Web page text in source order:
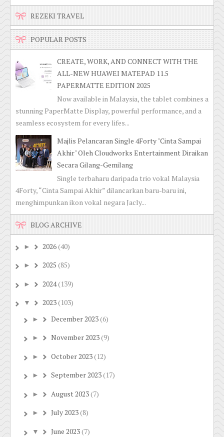
REZEKI TRAVEL
POPULAR POSTS
CREATE, WORK, AND CONNECT WITH THE
ALL-NEW HUAWEI MATEPAD 11.5
PAPERMATTE EDITION 2025
Now available in Malaysia, the tablet combines a
stunning PaperMatte Display, powerful performance, and a
seamless ecosystem for every lifes...
Majlis Pelancaran Single 4Forty "Cinta Sampai
Akhir" Oleh Cloudworks Entertainment Diraikan
Secara Gilang-Gemilang
Single terbaharu daripada trio vokal Malaysia
4Forty, “Cinta Sampai Akhir” dilancarkan baru-baru ini,
menghimpunkan ikon vokal negara Jacly...
BLOG ARCHIVE
► 2026(40)
► 2025 (85)
► 2024(139)
▼ 2023(103)
► December 2023(6)
► November 2023(9)
► October 2023(12)
► September 2023(17)
► August 2023(7)
► July 2023(8)
▼ June 2023(7)